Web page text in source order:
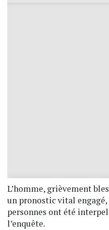
L’homme, grièvement
un pronostic vital engagé,
personnes ont été
l’enquête.